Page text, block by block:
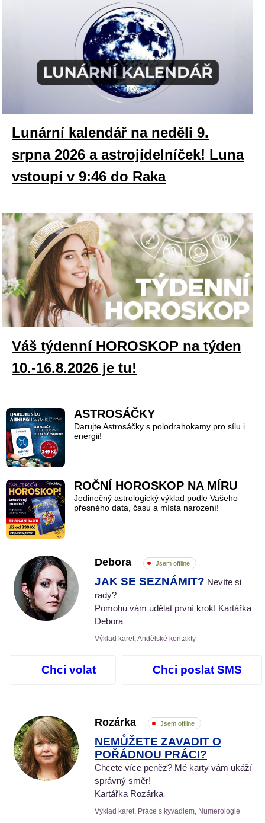
Lunární kalendář na neděli 9.
srpna 2026 a astrojídelníček! Luna
vstoupí v 9:46 do Raka
Váš týdenní HOROSKOP na týden
10.-16.8.2026 je tu!
ASTROSÁČKY
Darujte Astrosáčky s polodrahokamy pro sílu i
energii!
ROČNÍ HOROSKOP NA MÍRU
Jedinečný astrologický výklad podle Vašeho
přesného data, času a místa narození!
Debora Jsem offline
JAK SE SEZNÁMIT? Nevíte si
rady?
Pomohu vám udělat první krok! Kartářka
Debora
Výklad karet, Andělské kontakty
Chci volat Chci poslat SMS
Rozárka Jsem offline
NEMŮŽETE ZAVADIT O
POŘÁDNOU PRÁCI?
Chcete více peněz? Mé karty vám ukáží
správný směr!
Kartářka Rozárka
Výklad karet, Práce s kyvadlem, Numerologie